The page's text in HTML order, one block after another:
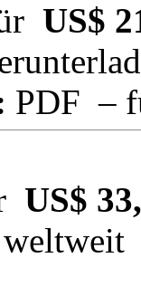
US$
PDF –
US$
weltweit